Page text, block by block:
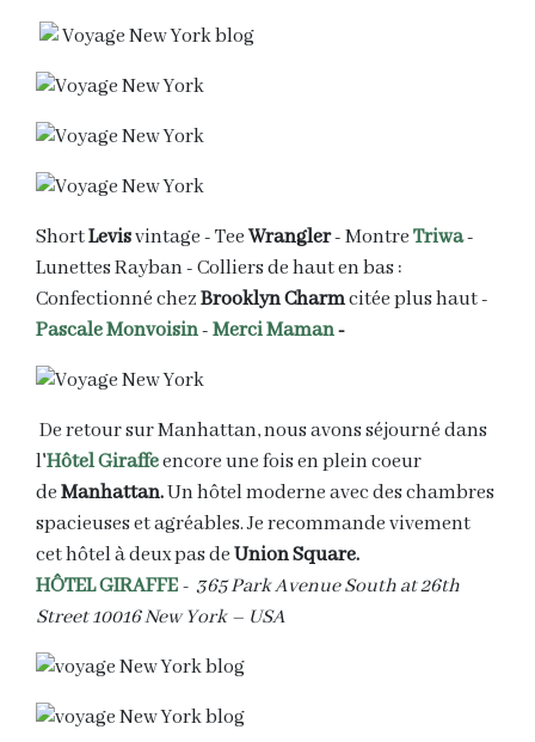
ShortLevisvintage - TeeWrangler- MontreTriwa-
Lunettes Rayban - Colliers de haut en bas :
Confectionné chezBrooklyn Charmcitée plus haut -
Pascale Monvoisin-Merci Maman-
De retour sur Manhattan, nous avons séjourné dans
l'Hôtel Giraffeencore une fois en plein coeur
deManhattan.Un hôtel moderne avec des chambres
spacieuses et agréables. Je recommande vivement
cet hôtel à deux pas deUnion Square.
HÔTELGIRAFFE- 365 Park Avenue South at 26th
Street 10016 New York– USA